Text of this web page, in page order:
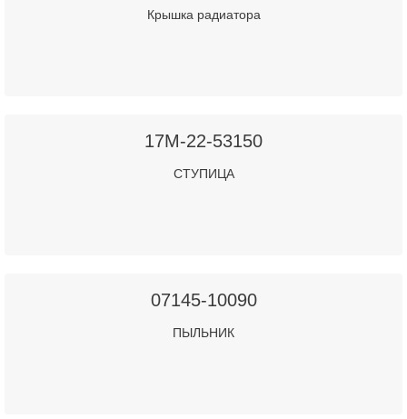
Крышка радиатора
17M-22-53150
СТУПИЦА
07145-10090
ПЫЛЬНИК